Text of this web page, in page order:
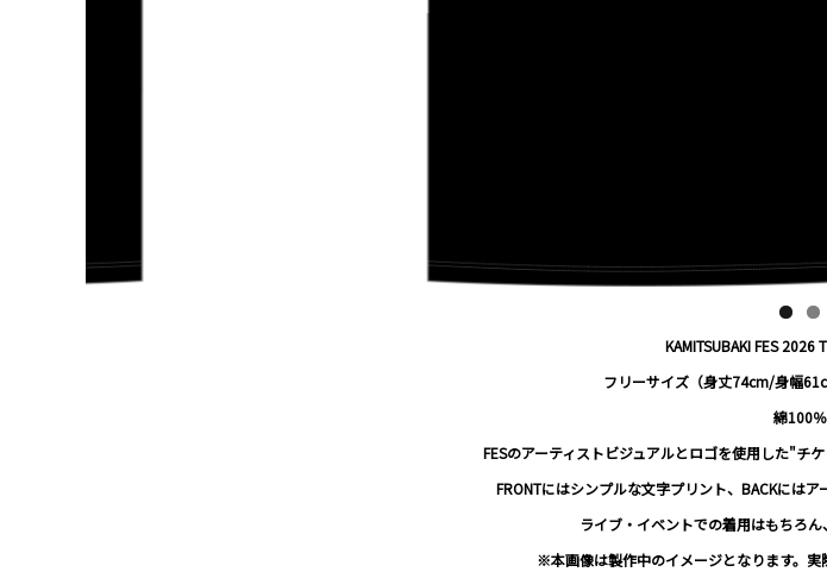
KAMITSUBAKI FES 2026
フリーサイズ（身丈74cm/身幅
綿100％
FESのアーティストビジュアルとロゴを使用した"チ
FRONTにはシンプルな文字プリント、BACKにはア
ライブ・イベントでの着用はもちろん
※本画像は製作中のイメージとなります。